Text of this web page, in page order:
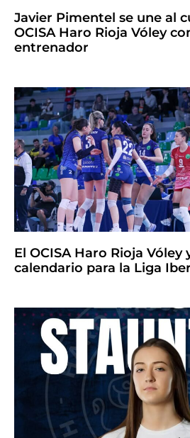
Javier Pimentel se une al
OCISA Haro Rioja Vóley
entrenador
El OCISA Haro Rioja Vóley
calendario para la Liga